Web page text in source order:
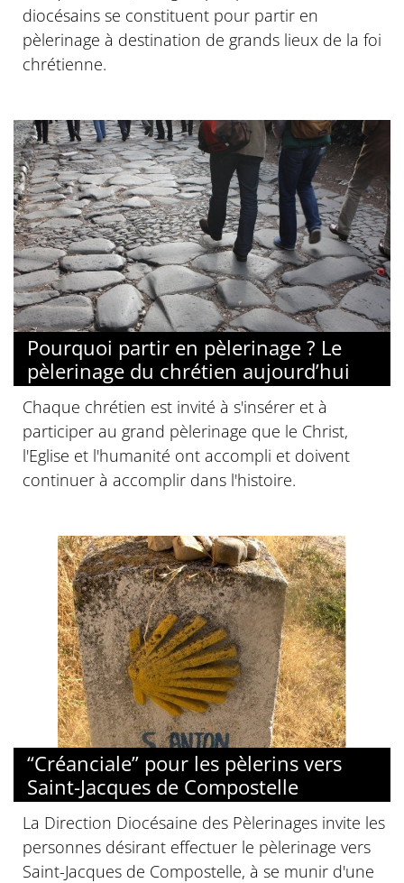
diocésains se constituent pour partir en
pèlerinage à destination de grands lieux de la foi
chrétienne.
Pourquoi partir en pèlerinage ? Le
pèlerinage du chrétien aujourd’hui
Chaque chrétien est invité à s'insérer et à
participer au grand pèlerinage que le Christ,
l'Eglise et l'humanité ont accompli et doivent
continuer à accomplir dans l'histoire.
“Créanciale” pour les pèlerins vers
Saint-Jacques de Compostelle
La Direction Diocésaine des Pèlerinages invite les
personnes désirant effectuer le pèlerinage vers
Saint-Jacques de Compostelle, à se munir d'une